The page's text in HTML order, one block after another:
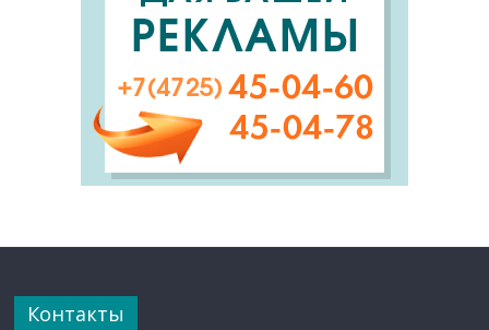
Контакты